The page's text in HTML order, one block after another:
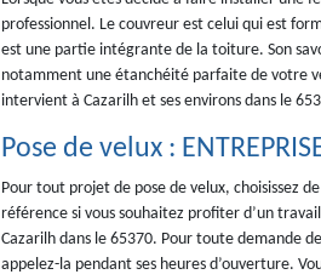
professionnel. Le couvreur est celui qui est
est une partie intégrante de la toiture. Son
notamment une étanchéité parfaite de votre
intervient à Cazarilh et ses environs dans le
Pose de velux :
Pour tout projet de pose de velux, choisissez
référence si vous souhaitez profiter d’un
Cazarilh dans le 65370. Pour toute demande
appelez-la pendant ses heures d’ouverture.